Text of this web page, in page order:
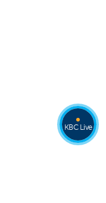
KBC Live